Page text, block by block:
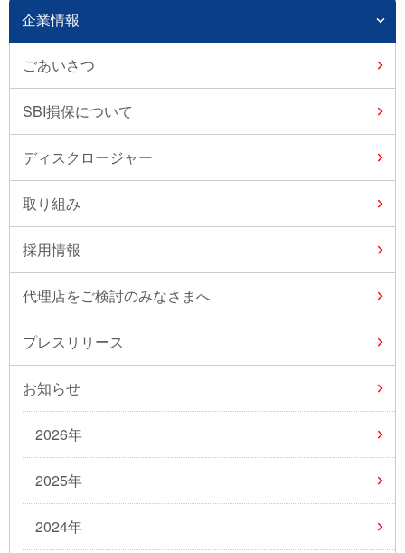
企業情報
ごあいさつ
SBI損保について
ディスクロージャー
取り組み
採用情報
代理店をご検討のみなさまへ
プレスリリース
お知らせ
2026年
2025年
2024年